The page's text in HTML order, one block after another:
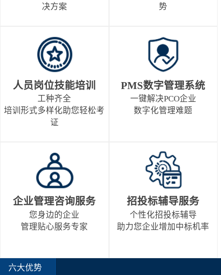
决方案
势
人员岗位技能培训
工种齐全
培训形式多样化助您轻松考
证
PMS数字管理系统
一键解决PCO企业
数字化管理难题
企业管理咨询服务
您身边的企业
管理贴心服务专家
招投标辅导服务
个性化招投标辅导
助力您企业增加中标机率
六大优势